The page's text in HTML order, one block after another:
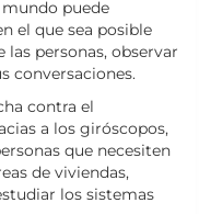
puede
el que sea posible
las personas, observar
conversaciones.
contra el
a los giróscopos,
que necesiten
de viviendas,
los sistemas